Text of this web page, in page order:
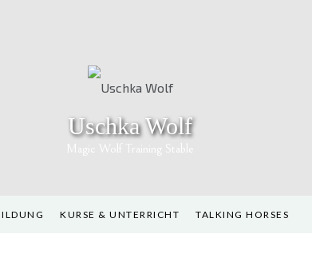
Uschka Wolf
Magic Wolf Training Stable
KURSE & UNTERRICHT TALKING HORSES